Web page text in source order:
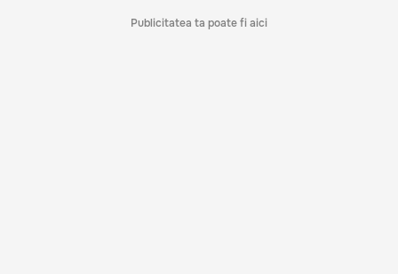
Publicitatea ta poate fi aici